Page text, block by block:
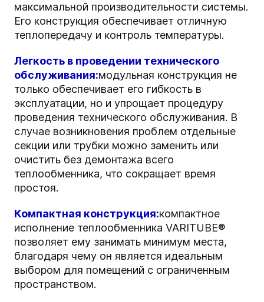
максимальной производительности системы.
Его конструкция обеспечивает отличную
теплопередачу и контроль температуры.
Легкость в проведении технического
обслуживания:модульная конструкция не
только обеспечивает его гибкость в
эксплуатации, но и упрощает процедуру
проведения технического обслуживания. В
случае возникновения проблем отдельные
секции или трубки можно заменить или
очистить без демонтажа всего
теплообменника, что сокращает время
простоя.
Компактная конструкция:компактное
исполнение теплообменника VARITUBE®
позволяет ему занимать минимум места,
благодаря чему он является идеальным
выбором для помещений с ограниченным
пространством.